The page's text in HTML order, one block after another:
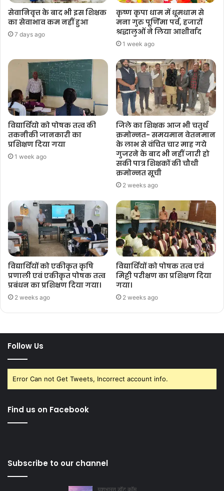
सेवानिवृत्त के बाद भी इस शिक्षक
का सेवाभाव कम नहीं हुआ
7 days ago
कृष्ण कृपा धाम में धूमधाम से
मना गुरु पूर्णिमा पर्व, हजारों
श्रद्धालुओं ने लिया आशीर्वाद
1 week ago
विद्यार्थियो को पोषक तत्व की
तकनीकी जानकारी का
प्रशिक्षण दिया गया
1 week ago
जिले का शिक्षक आज भी चतुर्थ
क्रमोन्नत- समयमान वेतनमान
के लाभ से वंचित चार माह गये
गुजरने के बाद भी नहीं जारी हो
सकी पात्र शिक्षकों की चौथी
क्रमोन्नत सूची
2 weeks ago
विद्यार्थियों को एकीकृत कृषि
प्रणाली एवं एकीकृत पोषक तत्व
प्रबंधन का प्रशिक्षण दिया गया।
2 weeks ago
विद्यार्थियों को पोषक तत्व एवं
मिट्टी परीक्षण का प्रशिक्षण दिया
गया।
2 weeks ago
Follow Us
Error Can not Get Tweets, Incorrect account info.
Find us on Facebook
Subscribe to our channel